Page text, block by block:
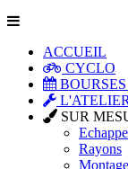
ACCUEIL
CYCLO
SUR
Rayons